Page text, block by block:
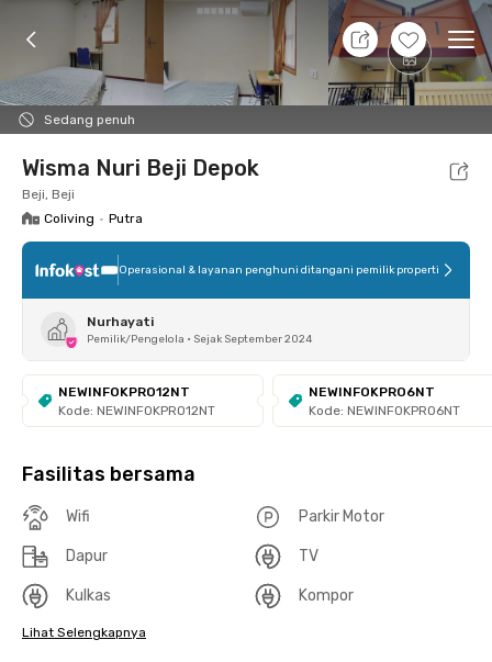
+9
Sedang penuh
9 Agt 26 - Belum tahu
Foto Fasilitas bersama Lokasi Kamar
Wisma Nuri Beji Depok
Beji, Beji
Coliving • Putra
Operasional & layanan penghuni ditangani pemilik properti
Nurhayati
Pemilik/Pengelola • Sejak September 2024
NEWINFOKPRO12NT
Kode: NEWINFOKPRO12NT
NEWINFOKPRO6NT
Kode: NEWINFOKPRO6NT
Fasilitas bersama
Wifi Parkir Motor
Dapur TV
Kulkas Kompor
Lihat Selengkapnya